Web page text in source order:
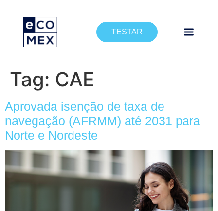
TESTAR
Tag: CAE
Aprovada isenção de taxa de
navegação (AFRMM) até 2031 para
Norte e Nordeste